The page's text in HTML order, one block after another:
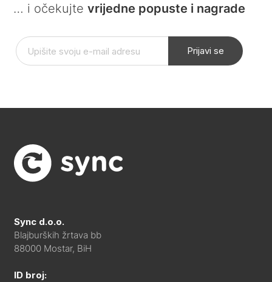
… i očekujte vrijedne popuste i nagrade
Prijavi se
Sync d.o.o.
Blajburških žrtava bb
88000 Mostar, BiH
ID broj: